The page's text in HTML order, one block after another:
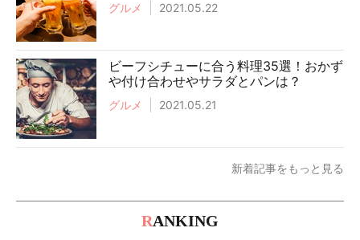
グルメ 2021.05.22
ビーフシチューに合う料理35選！おかず
や付け合わせやサラダとパンは？
グルメ 2021.05.21
新着記事をもっと見る
RANKING